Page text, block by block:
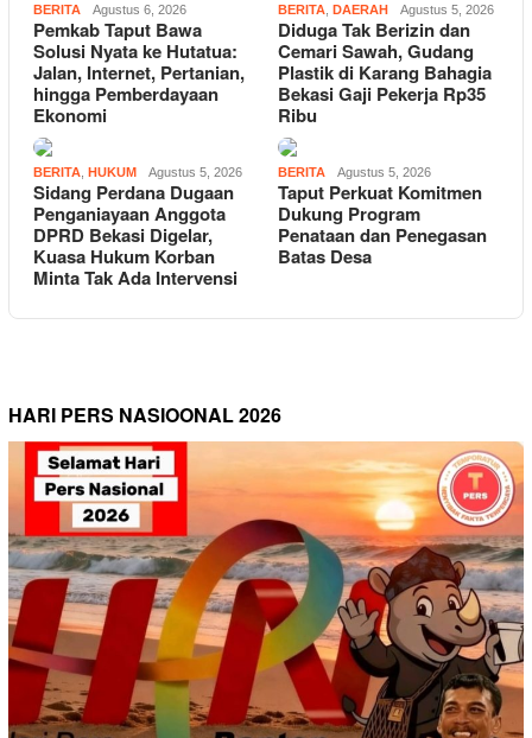
BERITA Agustus 6, 2026
Pemkab Taput Bawa
Solusi Nyata ke Hutatua:
Jalan, Internet, Pertanian,
hingga Pemberdayaan
Ekonomi
BERITA DAERAH Agustus 5, 2026
Diduga Tak Berizin dan
Cemari Sawah, Gudang
Plastik di Karang Bahagia
Bekasi Gaji Pekerja Rp35
Ribu
BERITA HUKUM Agustus 5, 2026
Sidang Perdana Dugaan
Penganiayaan Anggota
DPRD Bekasi Digelar,
Kuasa Hukum Korban
Minta Tak Ada Intervensi
BERITA Agustus 5, 2026
Taput Perkuat Komitmen
Dukung Program
Penataan dan Penegasan
Batas Desa
HARI PERS NASIOONAL 2026